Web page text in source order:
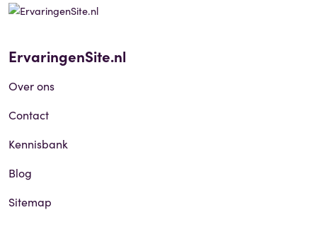
ErvaringenSite.nl
Over ons
Contact
Kennisbank
Blog
Sitemap